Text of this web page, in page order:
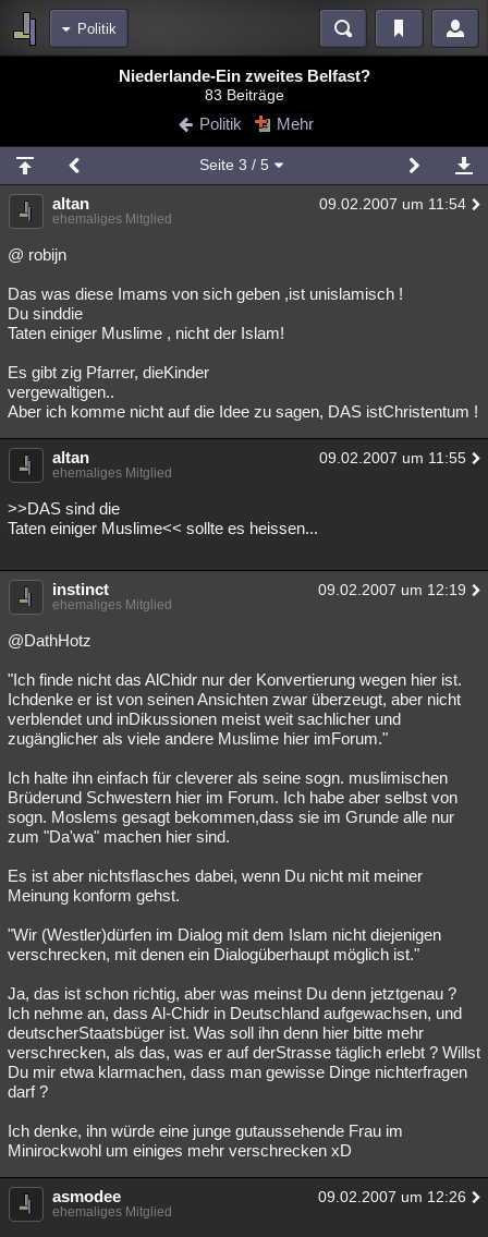
Politik
Blogs
Chat Wiki Neuigkeiten
meine Rubriken
Menschen Mystery Kriminalfälle
Spiritualität
Natur Umfragen Unterhaltung
weitere Rubriken
Astronomie Helpdesk Gruppen Gaming Filme
Musik
Übersichten
Besucht Teilgenommen
Niederlande-Ein zweites Belfast?
83 Beiträge
Politik Mehr
Seite 3 / 5
altan 09.02.2007 um 11:54
ehemaliges Mitglied
@ robijn
Das was diese Imams von sich geben ,ist unislamisch !
Du sinddie
Taten einiger Muslime , nicht der Islam!
Es gibt zig Pfarrer, dieKinder
vergewaltigen..
Aber ich komme nicht auf die Idee zu sagen, DAS istChristentum !
altan 09.02.2007 um 11:55
ehemaliges Mitglied
>>DAS sind die
Taten einiger Muslime<< sollte es heissen...
instinct 09.02.2007 um 12:19
ehemaliges Mitglied
@DathHotz
"Ich finde nicht das AlChidr nur der Konvertierung wegen hier ist.
Ichdenke er ist von seinen Ansichten zwar überzeugt, aber nicht
verblendet und inDikussionen meist weit sachlicher und
zugänglicher als viele andere Muslime hier imForum."
Ich halte ihn einfach für cleverer als seine sogn. muslimischen
Brüderund Schwestern hier im Forum. Ich habe aber selbst von
sogn. Moslems gesagt bekommen,dass sie im Grunde alle nur
zum "Da'wa" machen hier sind.
Es ist aber nichtsflasches dabei, wenn Du nicht mit meiner
Meinung konform gehst.
"Wir (Westler)dürfen im Dialog mit dem Islam nicht diejenigen
verschrecken, mit denen ein Dialogüberhaupt möglich ist."
Ja, das ist schon richtig, aber was meinst Du denn jetztgenau ?
Ich nehme an, dass Al-Chidr in Deutschland aufgewachsen, und
deutscherStaatsbüger ist. Was soll ihn denn hier bitte mehr
verschrecken, als das, was er auf derStrasse täglich erlebt ? Willst
Du mir etwa klarmachen, dass man gewisse Dinge nichterfragen
darf ?
Ich denke, ihn würde eine junge gutaussehende Frau im
Minirockwohl um einiges mehr verschrecken xD
asmodee 09.02.2007 um 12:26
ehemaliges Mitglied